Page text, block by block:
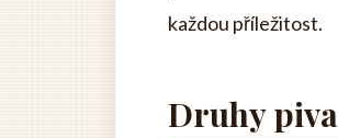
každou příležitost.
Druhy